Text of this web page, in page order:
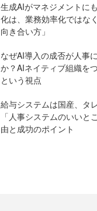
生成AIがマネジメントに
化は、業務効率化ではな
向き合い方」
なぜAI導入の成否が人事
か？AIネイティブ組織を
という視点
給与システムは国産、タ
「人事システムのいいと
由と成功のポイント